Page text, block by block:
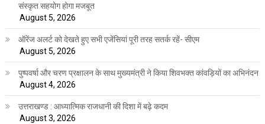
संस्कृत सहयोग होगा मजबूत
August 5, 2026
ऑरेंज अलर्ट को देखते हुए सभी एजेंसियां पूरी तरह सतर्क रहें- सीएम
August 5, 2026
पुष्पवर्षा और चरण प्रक्षालन के साथ मुख्यमंत्री ने किया शिवभक्त कांवड़ियों का अभिनंदन
August 4, 2026
उत्तराखण्ड : आध्यात्मिक राजधानी की दिशा में बढ़े कदम
August 3, 2026